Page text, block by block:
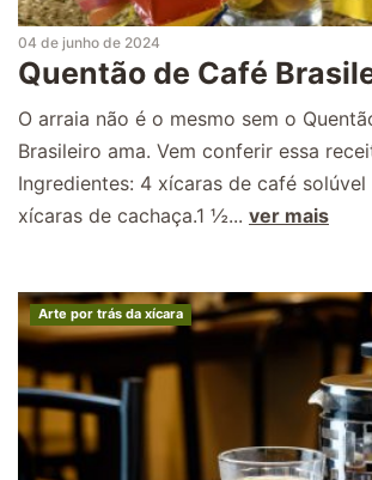
04 de junho de 2024
Quentão de Café
O arraia não é o mesmo sem o
Brasileiro ama. Vem conferir essa
Ingredientes: 4 xícaras de café
xícaras de cachaça.1 ½... ver mais
Arte por trás da xícara